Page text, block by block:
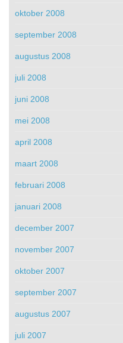
oktober 2008
september 2008
augustus 2008
juli 2008
juni 2008
mei 2008
april 2008
maart 2008
februari 2008
januari 2008
december 2007
november 2007
oktober 2007
september 2007
augustus 2007
juli 2007